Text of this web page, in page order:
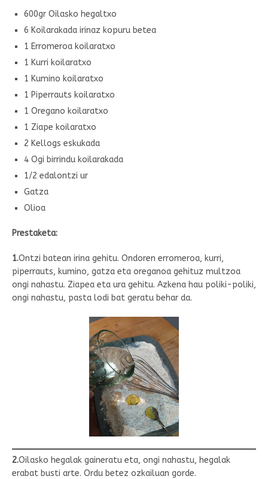
600gr Oilasko hegaltxo
6 Koilarakada irinaz kopuru betea
1 Erromeroa koilaratxo
1 Kurri koilaratxo
1 Kumino koilaratxo
1 Piperrauts koilaratxo
1 Oregano koilaratxo
1 Ziape koilaratxo
2 Kellogs eskukada
4 Ogi birrindu koilarakada
1/2 edalontzi ur
Gatza
Olioa
Prestaketa:
1.Ontzi batean irina gehitu. Ondoren erromeroa, kurri,
piperrauts, kumino, gatza eta oreganoa gehituz multzoa
ongi nahastu. Ziapea eta ura gehitu. Azkena hau poliki-poliki,
ongi nahastu, pasta lodi bat geratu behar da.
2.Oilasko hegalak gaineratu eta, ongi nahastu, hegalak
erabat busti arte. Ordu betez ozkailuan gorde.